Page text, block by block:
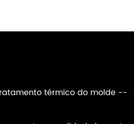
térmico do molde --